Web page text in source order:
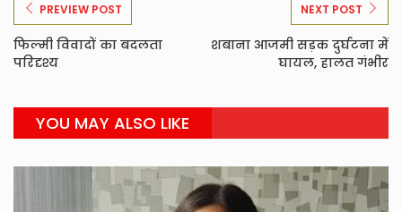
PREVIEW POST
फिल्मी विवादों का बदलता
परिदृश्य
NEXT POST
शबाना आजमी सड़क दुर्घटना में
घायल, हालत गंभीर
YOU MAY ALSO LIKE